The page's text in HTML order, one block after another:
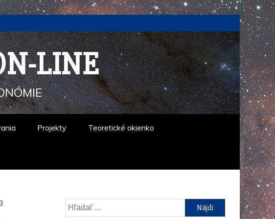
LINE
Projekty Teoretické okienko
Hľadať: